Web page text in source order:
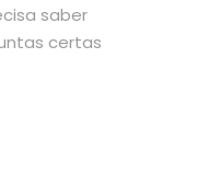
saber
certas